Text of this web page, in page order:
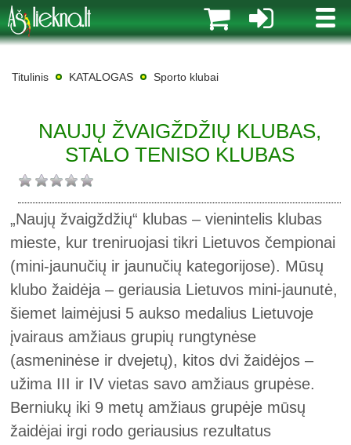
MENIU
Titulinis KATALOGAS Sporto klubai
NAUJŲ ŽVAIGŽDŽIŲ KLUBAS,
STALO TENISO KLUBAS
„Naujų žvaigždžių“ klubas – vienintelis klubas
mieste, kur treniruojasi tikri Lietuvos čempionai
(mini-jaunučių ir jaunučių kategorijose). Mūsų
klubo žaidėja – geriausia Lietuvos mini-jaunutė,
šiemet laimėjusi 5 aukso medalius Lietuvoje
įvairaus amžiaus grupių rungtynėse
(asmeninėse ir dvejetų), kitos dvi žaidėjos –
užima III ir IV vietas savo amžiaus grupėse.
Berniukų iki 9 metų amžiaus grupėje mūsų
žaidėjai irgi rodo geriausius rezultatus